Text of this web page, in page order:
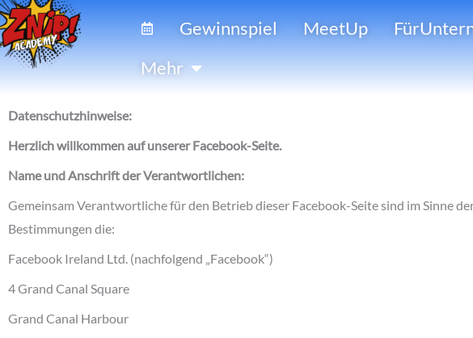
Zum
Inhalt
springen
Gewinnspiel MeetUp
Mehr
Datenschutzhinweise:
Herzlich willkommen auf unserer Facebook-Seite.
Name und Anschrift der Verantwortlichen:
Gemeinsam Verantwortliche für den Betrieb dieser Facebook-Seite sind im Sinne
Bestimmungen die:
Facebook Ireland Ltd. (nachfolgend „Facebook“)
4 Grand Canal Square
Grand Canal Harbour